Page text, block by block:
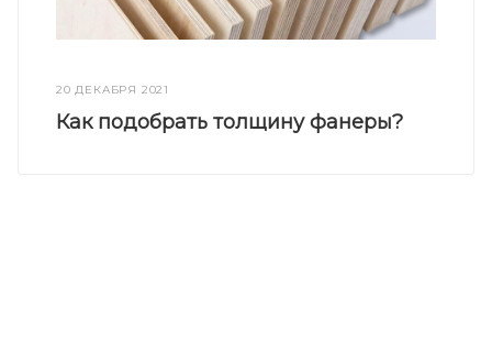
20 ДЕКАБРЯ 2021
Как подобрать толщину фанеры?